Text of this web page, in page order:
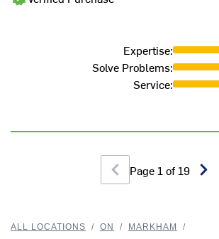
Expertise:
Solve Problems:
Service:
Page 1 of 19
ALL LOCATIONS / ON / MARKHAM
/